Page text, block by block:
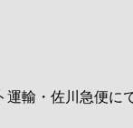
運輸・佐川急便に